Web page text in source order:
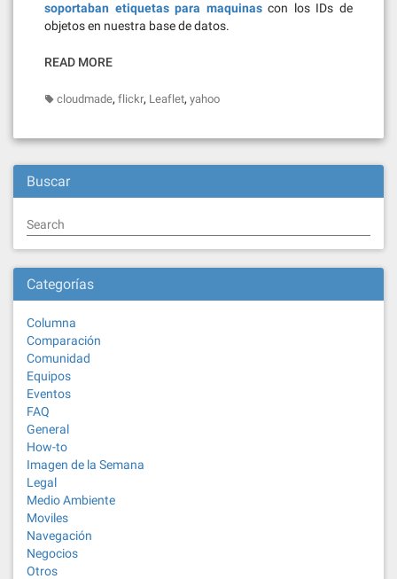
soportaban etiquetas para maquinascon los IDs de
objetos en nuestra base de datos.
READ MORE
cloudmade, flickr, Leaflet, yahoo
Buscar
Search
Categorías
Columna
Comparación
Comunidad
Equipos
Eventos
FAQ
General
How-to
Imagen de la Semana
Legal
Medio Ambiente
Moviles
Navegación
Negocios
Otros